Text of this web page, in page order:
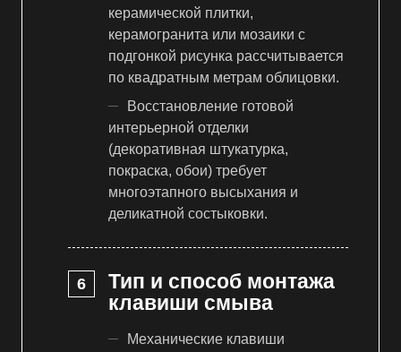
керамической плитки,
керамогранита или мозаики с
подгонкой рисунка рассчитывается
по квадратным метрам облицовки.
Восстановление готовой
интерьерной отделки
(декоративная штукатурка,
покраска, обои) требует
многоэтапного высыхания и
деликатной состыковки.
Тип и способ монтажа
клавиши смыва
Механические клавиши